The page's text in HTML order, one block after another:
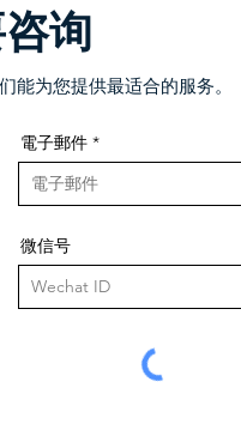
询
能为您提供最适合的服务。
電子郵件
微信号